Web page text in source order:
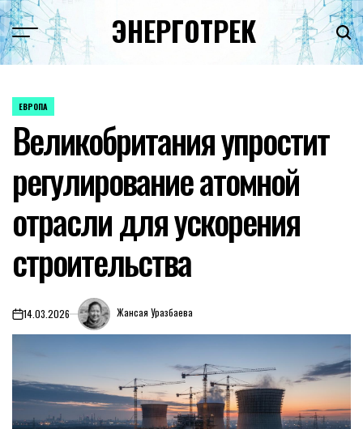
Перейти
к
содержимому
ЭНЕРГОТРЕК
ОПУБЛИКОВАНО
ЕВРОПА
Великобритания упростит
регулирование атомной
отрасли для ускорения
строительства
on14.03.2026 Жансая Уразбаева